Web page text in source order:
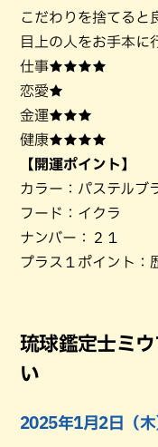
こだわりを捨てると
目上の人をお手本に
仕事★★★★
恋愛★
金運★★★
健康★★★★
【開運ポイント】
カラー：パステルブ
フード：イクラ
ナンバー：２１
プラス１ポイント：
琉球鑑定士ミ
い
2025年1月2日（木